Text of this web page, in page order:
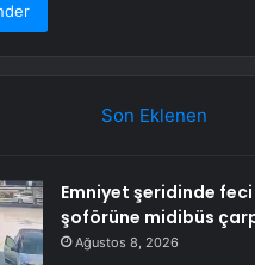
Son Eklenen
Emniyet şeridinde
şoförüne midibüs
Ağustos 8, 2026